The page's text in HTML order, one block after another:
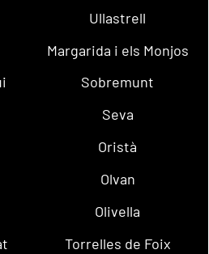
Ullastrell
Margarida i els Monjos
Sobremunt
Seva
Oristà
Olvan
Olivella
Torrelles de Foix